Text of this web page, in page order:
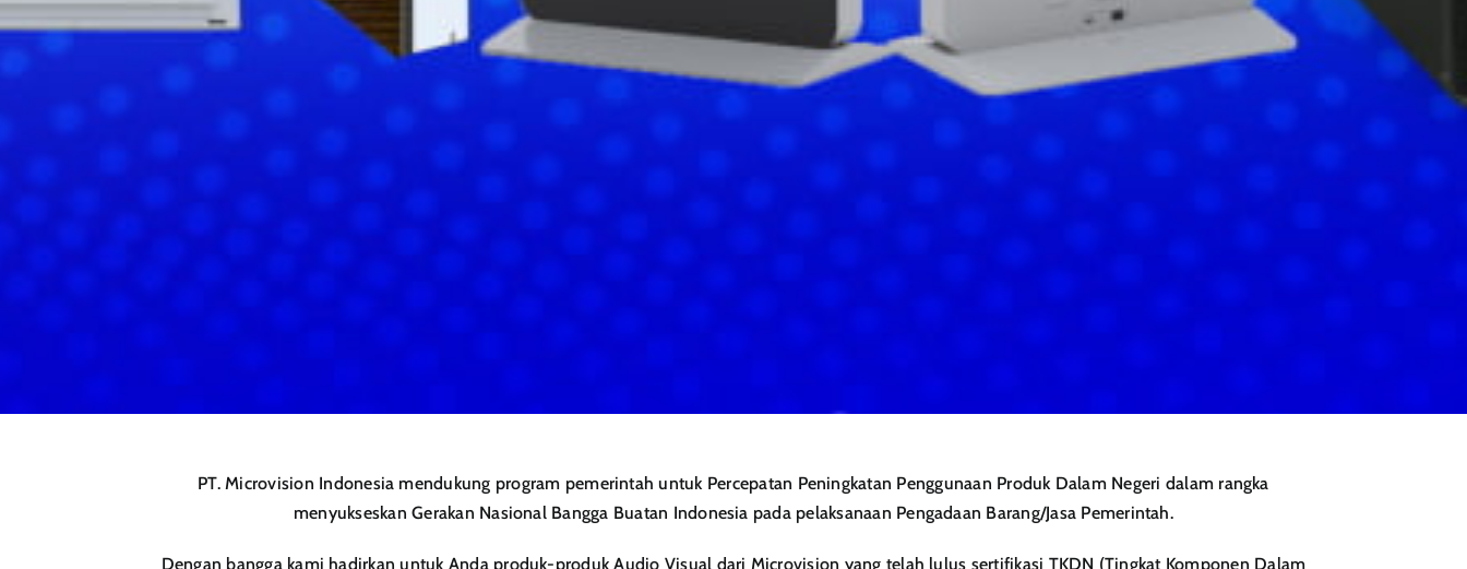
PT. Microvision Indonesia mendukung program pemerintah untuk Percepatan Peningkatan Penggunaan Produk Dalam Negeri dalam rangka
menyukseskan Gerakan Nasional Bangga Buatan Indonesia pada pelaksanaan Pengadaan Barang/Jasa Pemerintah.
Dengan bangga kami hadirkan untuk Anda produk-produk Audio Visual dari Microvision yang telah lulus sertifikasi TKDN (Tingkat Komponen Dalam